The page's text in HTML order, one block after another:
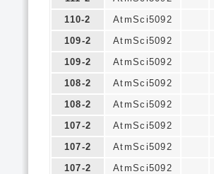
110-2
AtmSci5092
109-2
AtmSci5092
109-2
AtmSci5092
108-2
AtmSci5092
108-2
AtmSci5092
107-2
AtmSci5092
107-2
AtmSci5092
107-2
AtmSci5092